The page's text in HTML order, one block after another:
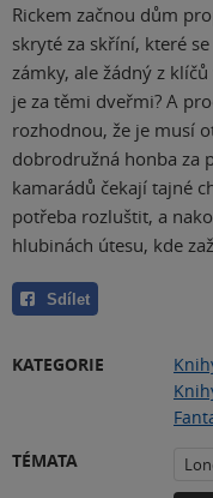
Rickem začnou dům
skryté za skříní, které
zámky, ale žádný z
je za těmi dveřmi? A
rozhodnou, že je musí
dobrodružná honba za
kamarádů čekají tajné
potřeba rozluštit, a
hlubinách útesu, kde
Sdílet
KATEGORIE
TÉMATA